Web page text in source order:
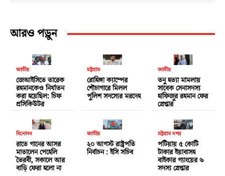
আরও পড়ুন
জাতীয়
জেআইসিতে তারেক
রহমানকেও নির্যাতন
করা হয়েছিল: চিফ
প্রসিকিউটর
চট্টগ্রাম
রোহিঙ্গা ক্যাম্পের
শৌচাগারে মিলল
পুলিশ সদস্যের মরদেহ
জাতীয়
তনু হত্যা মামলায়
সাবেক সেনাসদস্য
হাফিজুর রহমান ফের
গ্রেপ্তার
বিনোদন
রাতে গানের আসর
মাতালেন পেহেলি
ভৈরবী, সকালে আর
বাড়ি ফেরা হলো না
জাতীয়
২০ আগস্ট রাষ্ট্রপতি
নির্বাচন : ইসি সচিব
চট্টগ্রাম নগর
পটিয়ায় ৫ কোটি
টাকার ইয়াবাসহ
বাইকার গ্যাংয়ের ৬
সদস্য গ্রেপ্তার